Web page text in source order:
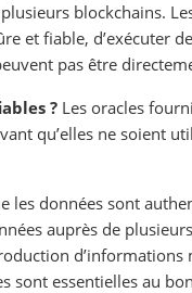
blockchains.
et fiable, d’exécuter
pas être
? Les oracles
qu’elles ne soient
les données sont
auprès de
sont essentielles au